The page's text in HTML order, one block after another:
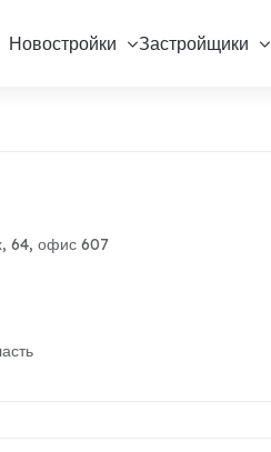
Новостройки Застройщики
64, офис 607